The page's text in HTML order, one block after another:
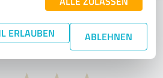
ERLAUBEN ABLEHNEN
oranı hakkında ne